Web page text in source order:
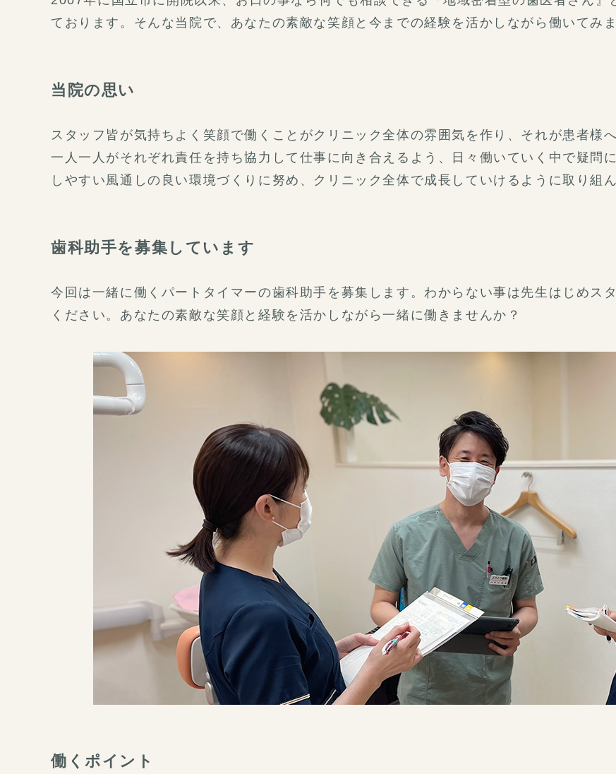
ております。そんな当院で、あなたの素敵な笑顔と今までの経験を活かしながら働いてみ
当院の思い
スタッフ皆が気持ちよく笑顔で働くことがクリニック全体の雰囲気を作り、それが患者様
一人一人がそれぞれ責任を持ち協力して仕事に向き合えるよう、日々働いていく中で疑問
しやすい風通しの良い環境づくりに努め、クリニック全体で成長していけるように取り組
歯科助手を募集しています
今回は一緒に働くパートタイマーの歯科助手を募集します。わからない事は先生はじめス
ください。あなたの素敵な笑顔と経験を活かしながら一緒に働きませんか？
働くポイント